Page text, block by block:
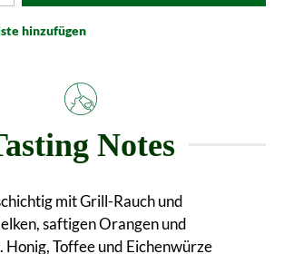
hinzufügen
Notes
mit Grill-Rauch und
saftigen Orangen und
Honig, Toffee und Eichenwürze